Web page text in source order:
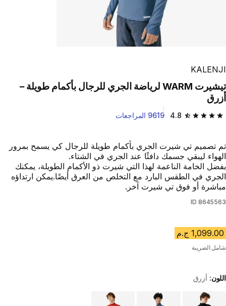
KALENJI
تيشيرت WARM لرياضة الجري للرجال بأكمام طويلة –
أزرق
4.8 4.8 out of 5 stars from 9619 reviews 9619 المراجعات
تم تصميم تي شيرت الجري بأكمام طويلة للرجال كي يسمح بمرور
الهواء ليبقي جسمك دافئًا عند الجري في الشتاء.
بفضل الخامة الناعمة لهذا التي شيرت ذو الأكمام الطويلة، يمكنك
الجري في الطقس البارد مع التخلص من العرق أيضًا.يمكن ارتداؤه
مباشرة أو فوق تي شيرت آخر.
ID 8645563
1,099.00 ج.م
شامل الضريبة
اللون: أزرق
Choose a variant